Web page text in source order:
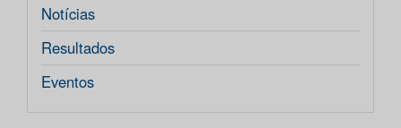
Notícias
Resultados
Eventos